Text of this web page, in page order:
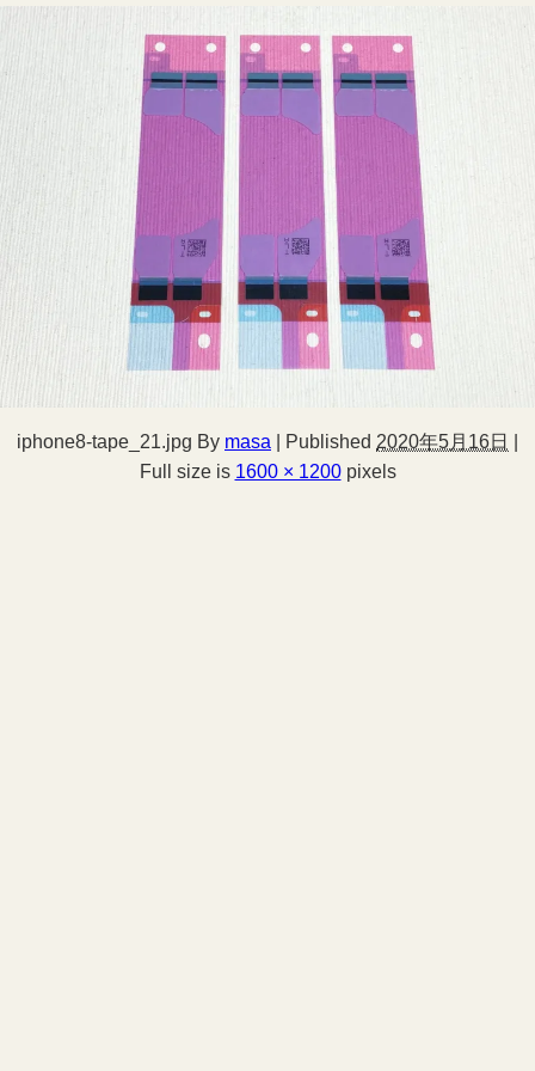
iphone8-tape_21.jpg By masa Published 2020年5月16日
Full size is 1600 × 1200pixels